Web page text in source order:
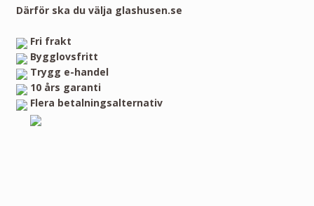
Därför ska du välja glashusen.se
Fri frakt
Bygglovsfritt
Trygg e-handel
10 års garanti
Flera betalningsalternativ